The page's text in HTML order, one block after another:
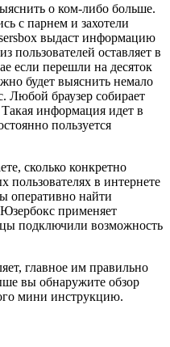
о ком-либо больше.
с парнем и захотели
выдаст информацию
пользователей оставляет в
если перешли на десяток
будет выяснить немало
Любой браузер собирает
информация идет в
пользуется
сколько конкретно
в интернете
оперативно найти
применяет
подключили возможность
главное им правильно
вы обнаружите обзор
мини инструкцию.